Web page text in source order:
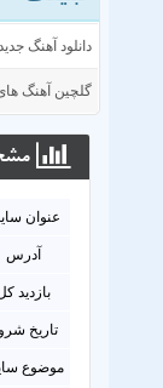
دانلود آهنگ
گلچین آهنگ
عنوان
آدرس
بازدید
تاریخ
موضوع